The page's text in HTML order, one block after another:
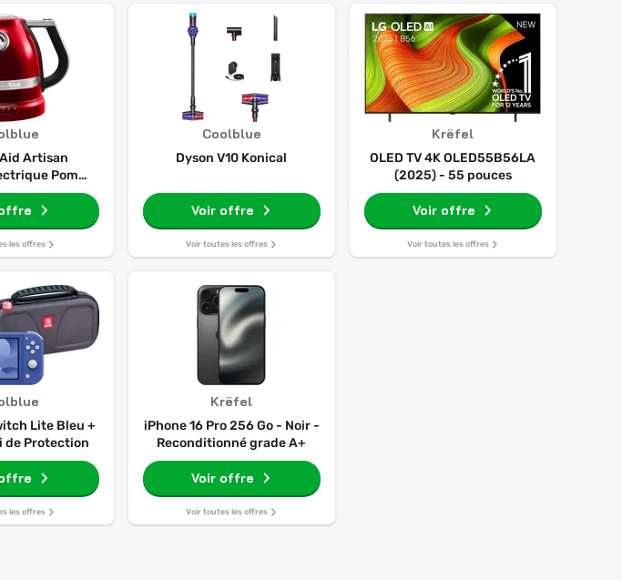
Artisan
Pomme
les offres
Coolblue
Dyson V10 Konical
Voir offre
Voir toutes les offres
Krëfel
OLED TV 4K OLED55B56LA
(2025) - 55 pouces
Voir offre
Voir toutes les offres
Lite Bleu +
de Protection
les offres
Krëfel
iPhone 16 Pro 256 Go - Noir -
Reconditionné grade A+
Voir offre
Voir toutes les offres